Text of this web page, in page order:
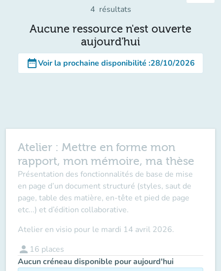
4 résultats
Aucune ressource n'est ouverte
aujourd'hui
date_rangeVoir la prochaine disponibilité :28/10/2026
Atelier : Mettre en forme mon
rapport, mon mémoire, ma thèse
Présentation des fonctionnalités de base de mise
en page d’un document structuré (styles, saut de
page, table des matière, en-tête et pied de page
etc...) et d’édition collaborative.
Atelier en visio pour le mardi 14 avril 2026.
person 16 places
Aucun créneau disponible pour aujourd'hui